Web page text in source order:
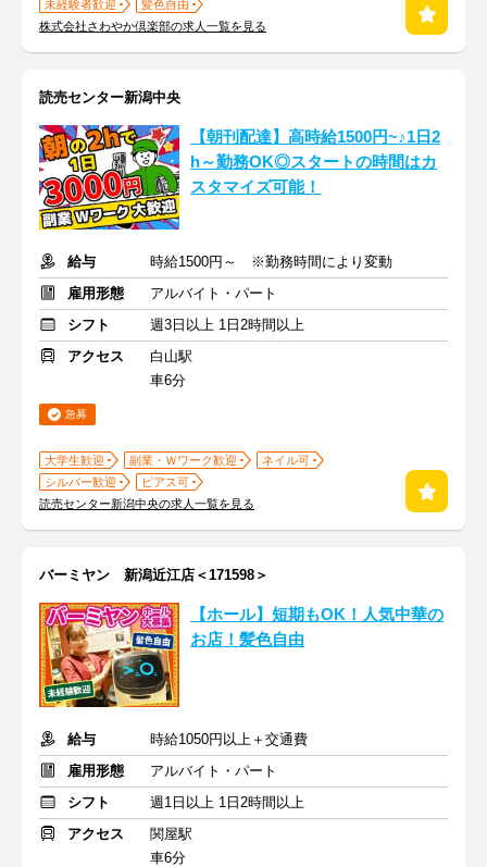
未経験者歓迎
髪色自由
株式会社さわやか倶楽部の求人一覧を見る
読売センター新潟中央
【朝刊配達】高時給1500円~♪1日2
h～勤務OK◎スタートの時間はカ
スタマイズ可能！
給与
時給1500円～ ※勤務時間により変動
雇用形態
アルバイト・パート
シフト
週3日以上 1日2時間以上
アクセス
白山駅
車6分
急募
大学生歓迎 副業・Ｗワーク歓迎
ネイル可
シルバー歓迎
ピアス可
読売センター新潟中央の求人一覧を見る
バーミヤン 新潟近江店＜171598＞
【ホール】短期もOK！人気中華の
お店！髪色自由
給与
時給1050円以上＋交通費
雇用形態
アルバイト・パート
シフト
週1日以上 1日2時間以上
アクセス
関屋駅
車6分